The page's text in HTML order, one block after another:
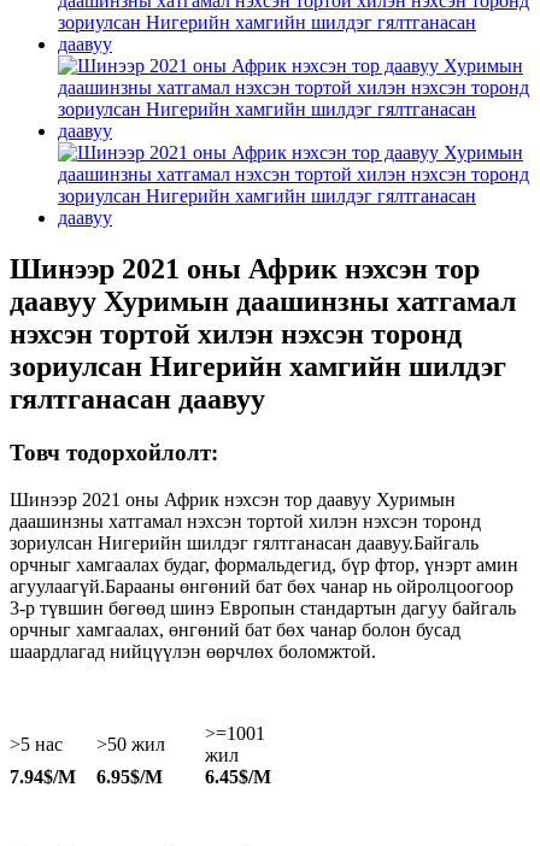
Шинээр 2021 оны Африк нэхсэн тор
даавуу Хуримын даашинзны хатгамал
нэхсэн тортой хилэн нэхсэн торонд
зориулсан Нигерийн хамгийн шилдэг
гялтганасан даавуу
Товч тодорхойлолт:
Шинээр 2021 оны Африк нэхсэн тор даавуу Хуримын
даашинзны хатгамал нэхсэн тортой хилэн нэхсэн торонд
зориулсан Нигерийн шилдэг гялтганасан даавуу.Байгаль
орчныг хамгаалах будаг, формальдегид, бүр фтор, үнэрт амин
агуулаагүй.Барааны өнгөний бат бөх чанар нь ойролцоогоор
3-р түвшин бөгөөд шинэ Европын стандартын дагуу байгаль
орчныг хамгаалах, өнгөний бат бөх чанар болон бусад
шаардлагад нийцүүлэн өөрчлөх боломжтой.
>5 нас >50 жил
>=1001
жил
7.94$/М
6.95$/М 6.45$/М